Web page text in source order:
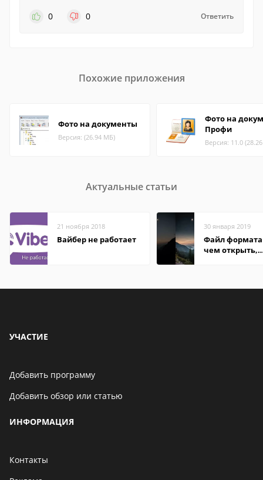
0
0 Ответить
Похожие приложения
Фото на документы
Версия: (26.94 МБ)
Фото на
Профи
Версия: 11.0
Актуальные статьи
21 ноября 2018
Вайбер не работает
30 января 2019
Файл
чем открыть,
УЧАСТИЕ
Добавить программу
Добавить обзор или статью
ИНФОРМАЦИЯ
Контакты